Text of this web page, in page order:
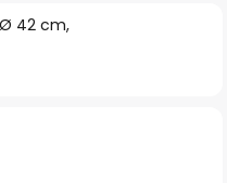
Ø 42 cm,